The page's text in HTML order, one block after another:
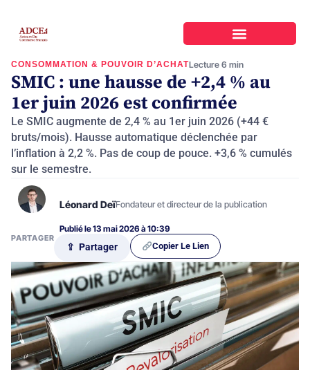
CONSOMMATION & POUVOIR D’ACHATLecture 6 min
SMIC : une hausse de +2,4 % au
1er juin 2026 est confirmée
Le SMIC augmente de 2,4 % au 1er juin 2026 (+44 €
bruts/mois). Hausse automatique déclenchée par
l’inflation à 2,2 %. Pas de coup de pouce. +3,6 % cumulés
sur le semestre.
Léonard DeïFondateur et directeur de la publication
Publié le 13 mai 2026 à 10:39
PARTAGER
⇪ Partager Copier Le Lien